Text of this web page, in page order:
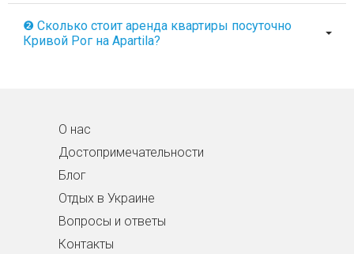
❷ Сколько стоит аренда квартиры посуточно
Кривой Рог на Apartila?
О нас
Достопримечательности
Блог
Отдых в Украине
Вопросы и ответы
Контакты